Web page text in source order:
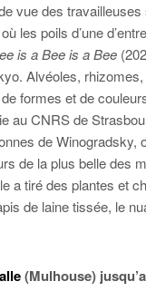
vue des
les poils d’une
is a Bee is a Bee
Alvéoles,
formes et de
au CNRS de
de Winogradsky,
de la plus belle des
a tiré des plantes et
de laine tissée, le
(Mulhouse)